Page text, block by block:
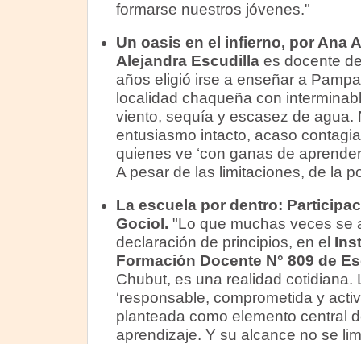
formarse nuestros jóvenes."
Un oasis en el infierno, por Ana
Alejandra Escudillaes docente
años eligió irse a enseñar a
localidad chaqueña con
viento, sequía y escasez de agua.
entusiasmo intacto, acaso
quienes ve ‘con ganas de
A pesar de las limitaciones, de la
La escuela por dentro:
Gociol. "Lo que muchas veces se
declaración de principios, en el
Formación Docente N° 809 de
Chubut, es una realidad cotidiana.
‘responsable, comprometida y
planteada como elemento central
aprendizaje. Y su alcance no se